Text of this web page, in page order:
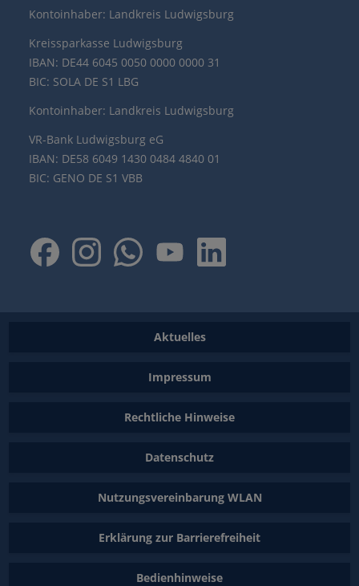
Kontoinhaber: Landkreis Ludwigsburg
Kreissparkasse Ludwigsburg
IBAN: DE44 6045 0050 0000 0000 31
BIC: SOLA DE S1 LBG
Kontoinhaber: Landkreis Ludwigsburg
VR-Bank Ludwigsburg eG
IBAN: DE58 6049 1430 0484 4840 01
BIC: GENO DE S1 VBB
Aktuelles
Impressum
Rechtliche Hinweise
Datenschutz
Nutzungsvereinbarung WLAN
Erklärung zur Barrierefreiheit
Bedienhinweise